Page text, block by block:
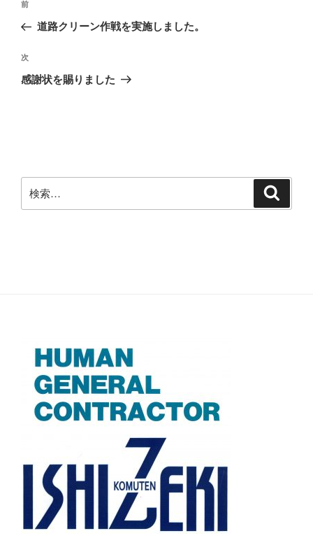
ナ
ビ
ゲ
前
の
稿
前
道路クリーン作戦を実施しました。
次
の
次
感謝状を賜りました
索: